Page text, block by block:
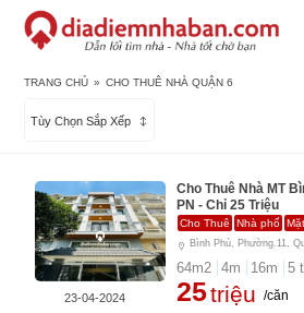
TRANG CHỦ » CHO THUÊ NHÀ QUẬN 6
Tùy Chọn Sắp Xếp
Cho Thuê Nhà MT
PN - Chỉ 25 Triệu
Cho Thuê Nhà phố
Bình Phú, Phường.11,
64m2 4m 16m 5
25triệu /căn
23-04-2024